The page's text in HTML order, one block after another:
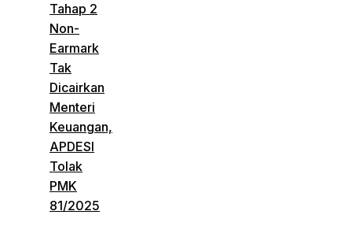
Tahap 2
Non-
Earmark
Tak
Dicairkan
Menteri
Keuangan,
APDESI
Tolak
PMK
81/2025